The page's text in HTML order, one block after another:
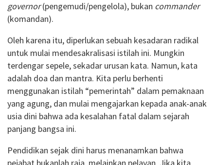
governor(pengemudi/pengelola), bukan commander
(komandan).
Oleh karena itu, diperlukan sebuah kesadaran radikal
untuk mulai mendesakralisasi istilah ini. Mungkin
terdengar sepele, sekadar urusan kata. Namun, kata
adalah doa dan mantra. Kita perlu berhenti
menggunakan istilah “pemerintah” dalam pemaknaan
yang agung, dan mulai mengajarkan kepada anak-anak
usia dini bahwa ada kesalahan fatal dalam sejarah
panjang bangsa ini.
Pendidikan sejak dini harus menanamkan bahwa